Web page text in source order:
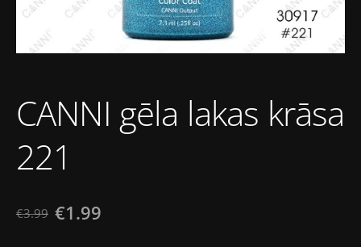
CANNI gēla lakas krāsa
221
€3.99 €1.99